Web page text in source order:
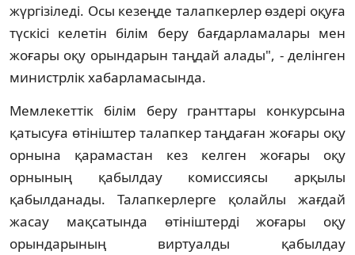
жүргізіледі. Осы кезеңде талапкерлер өздері оқуға
түскісі келетін білім беру бағдарламалары мен
жоғары оқу орындарын таңдай алады", - делінген
министрлік хабарламасында.
Мемлекеттік білім беру гранттары конкурсына
қатысуға өтініштер талапкер таңдаған жоғары оқу
орнына қарамастан кез келген жоғары оқу
орнының қабылдау комиссиясы арқылы
қабылданады. Талапкерлерге қолайлы жағдай
жасау мақсатында өтініштерді жоғары оқу
орындарының виртуалды қабылдау